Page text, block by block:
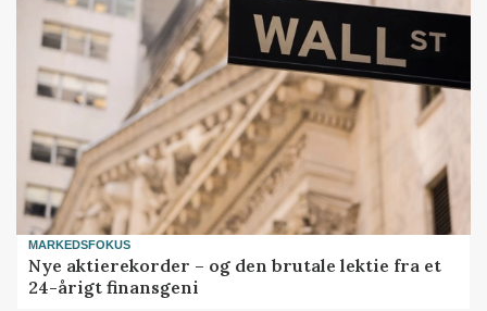
MARKEDSFOKUS
Nye aktierekorder – og den brutale lektie fra et
24-årigt finansgeni